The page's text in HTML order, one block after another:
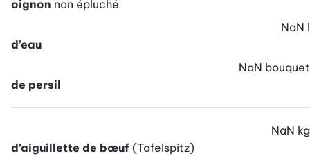
oignon non épluché
d’eau
NaN l
de persil
NaN bouquet
d’aiguillette de bœuf (Tafelspitz)
NaN kg